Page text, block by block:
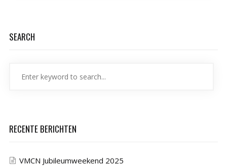
SEARCH
RECENTE BERICHTEN
VMCN Jubileumweekend 2025